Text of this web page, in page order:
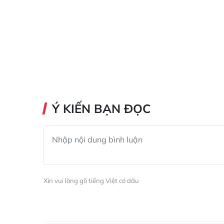
Ý KIẾN BẠN ĐỌC
Xin vui lòng gõ tiếng Việt có dấu